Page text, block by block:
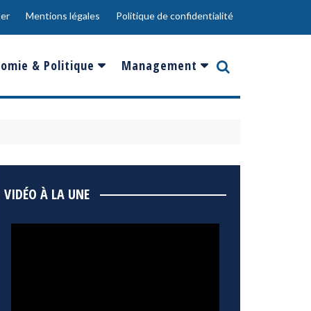
Mentions légales Politique de confidentialité
& Politique Management
Innovation
VIDÉO À LA UNE